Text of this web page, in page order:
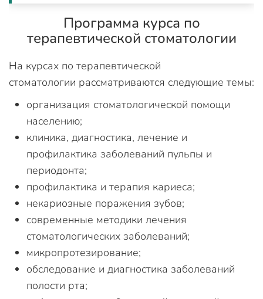
Программа курса по
терапевтической стоматологии
На курсах по терапевтической
стоматологии рассматриваются следующие темы:
организация стоматологической помощи
населению;
клиника, диагностика, лечение и
профилактика заболеваний пульпы и
периодонта;
профилактика и терапия кариеса;
некариозные поражения зубов;
современные методики лечения
стоматологических заболеваний;
микропротезирование;
обследование и диагностика заболеваний
полости рта;